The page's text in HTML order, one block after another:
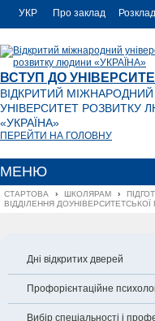
УКР
ENG
Про заклад
ВСТУП ДО
ВІДКРИТИЙ МІЖНАРОДНИЙ
УНІВЕРСИТЕТ РОЗВИТКУ
«УКРАЇНА»
ПЕРЕЙТИ НА ГОЛОВНУ
МЕНЮ
СТАРТОВА › ШКОЛЯРАМ ›
ВІДДІЛЕННЯ ДОУНІВЕРСИТЕТСЬКОЇ
Дні відкритих дверей
Профорієнтаційне
Вибір спеціальності і